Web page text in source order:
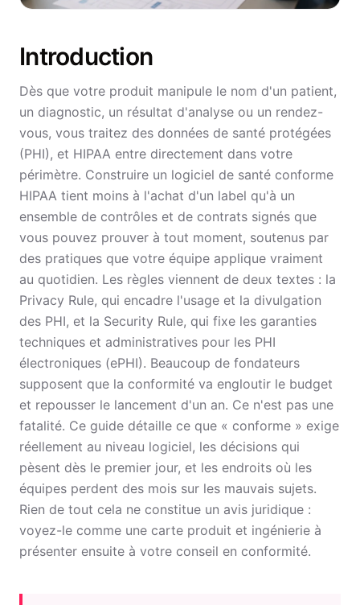
Introduction
Dès que votre produit manipule le nom d'un patient,
un diagnostic, un résultat d'analyse ou un rendez-
vous, vous traitez des données de santé protégées
(PHI), et HIPAA entre directement dans votre
périmètre. Construire un logiciel de santé conforme
HIPAA tient moins à l'achat d'un label qu'à un
ensemble de contrôles et de contrats signés que
vous pouvez prouver à tout moment, soutenus par
des pratiques que votre équipe applique vraiment
au quotidien. Les règles viennent de deux textes : la
Privacy Rule, qui encadre l'usage et la divulgation
des PHI, et la Security Rule, qui fixe les garanties
techniques et administratives pour les PHI
électroniques (ePHI). Beaucoup de fondateurs
supposent que la conformité va engloutir le budget
et repousser le lancement d'un an. Ce n'est pas une
fatalité. Ce guide détaille ce que « conforme » exige
réellement au niveau logiciel, les décisions qui
pèsent dès le premier jour, et les endroits où les
équipes perdent des mois sur les mauvais sujets.
Rien de tout cela ne constitue un avis juridique :
voyez-le comme une carte produit et ingénierie à
présenter ensuite à votre conseil en conformité.